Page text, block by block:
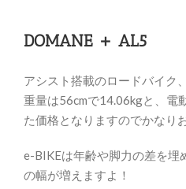
DOMANE ＋ AL5
アシスト搭載のロードバイク
重量は56cmで14.06kgと、電
た価格となりますのでかなり
e-BIKEは年齢や脚力の差を埋
の幅が増えますよ！